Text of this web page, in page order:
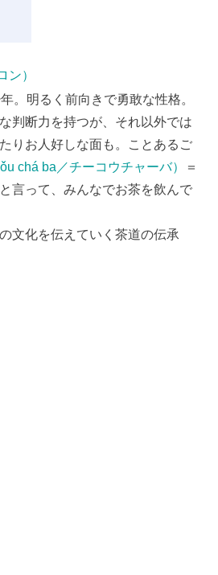
ン）
。明るく前向きで勇敢な性格。
判断力を持つが、それ以外では
りお人好しな面も。ことあるご
chá ba／チーコウチャーバ）
＝
言って、みんなでお茶を飲んで
文化を伝えていく茶道の伝承